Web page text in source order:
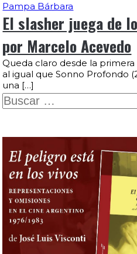
Pampa Bárbara
El slasher juega de
por Marcelo Acevedo
Queda claro desde la
al igual que Sonno Profondo
una […]
Buscar: